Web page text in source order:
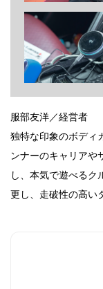
服部友洋／経営者
独特な印象のボディ
ンナーのキャリアや
し、本気で遊べるク
更し、走破性の高い